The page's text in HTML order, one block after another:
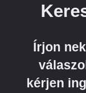
Írjon
kérjen